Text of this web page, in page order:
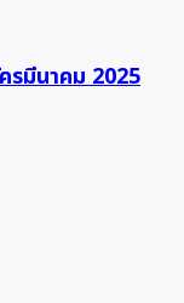
รมีนาคม 2025